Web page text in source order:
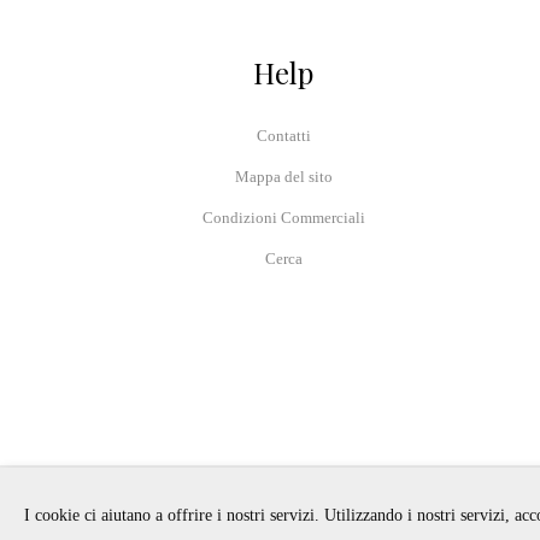
Help
Contatti
Mappa del sito
Condizioni Commerciali
Cerca
I cookie ci aiutano a offrire i nostri servizi. Utilizzando i nostri servizi,